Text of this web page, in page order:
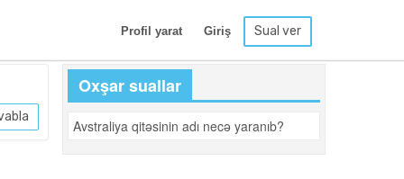
Profil yarat Giriş Sual ver
Oxşar suallar
Avstraliya qitəsinin adı necə yaranıb?